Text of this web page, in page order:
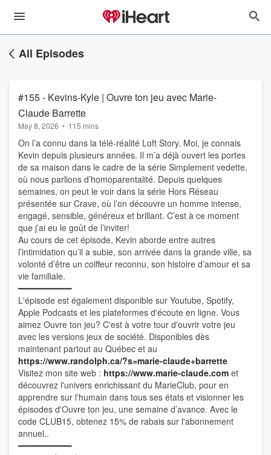
All Episodes
#155 - Kevins-Kyle | Ouvre ton jeu avec Marie-
Claude Barrette
May 8, 2026 • 115 mins
On l’a connu dans la télé-réalité Loft Story. Moi, je connais
Kevin depuis plusieurs années. Il m’a déjà ouvert les portes
de sa maison dans le cadre de la série Simplement vedette,
où nous parlions d’homoparentalité. Depuis quelques
semaines, on peut le voir dans la série Hors Réseau
présentée sur Crave, où l’on découvre un homme intense,
engagé, sensible, généreux et brillant. C’est à ce moment
que j’ai eu le goût de l’inviter!
Au cours de cet épisode, Kevin aborde entre autres
l’intimidation qu’il a subie, son arrivée dans la grande ville, sa
volonté d’être un coiffeur reconnu, son histoire d’amour et sa
vie familiale.
━━━━━━━━━━━
L'épisode est également disponible sur Youtube, Spotify,
Apple Podcasts et les plateformes d'écoute en ligne. Vous
aimez Ouvre ton jeu? C'est à votre tour d'ouvrir votre jeu
avec les versions jeux de société. Disponibles dès
maintenant partout au Québec et au
⁠⁠⁠⁠⁠⁠⁠⁠⁠⁠⁠⁠⁠⁠⁠⁠⁠⁠⁠⁠⁠https://www.randolph.ca/?s=marie-claude+barrette⁠⁠⁠⁠⁠⁠⁠⁠⁠⁠⁠⁠⁠⁠⁠⁠⁠⁠⁠⁠⁠
Visitez mon site web : ⁠⁠⁠⁠⁠⁠⁠⁠⁠⁠⁠⁠⁠⁠⁠⁠⁠⁠⁠⁠⁠https://www.marie-claude.com⁠⁠⁠⁠⁠⁠⁠⁠⁠⁠⁠⁠⁠⁠⁠⁠⁠⁠⁠⁠⁠ et
découvrez l'univers enrichissant du MarieClub, pour en
apprendre sur l'humain dans tous ses états et visionner les
épisodes d'Ouvre ton jeu, une semaine d’avance. Avec le
code CLUB15, obtenez 15% de rabais sur l'abonnement
annuel..
━━━━━━━━━━━